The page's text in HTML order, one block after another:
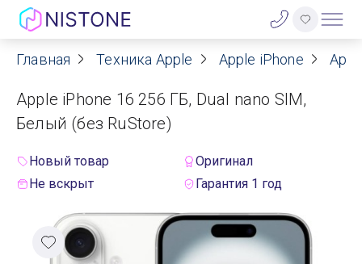
Акции
О нас
Договор оферты
Реквизиты
Главная Техника Apple Apple iPhone
Apple iPhone 16 256 ГБ, Dual nano SIM,
Белый (без RuStore)
Новый товар
Оригинал
Не вскрыт
Гарантия 1 год